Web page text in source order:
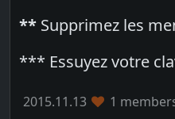
** Supprimez les
*** Essuyez votre
2015.11.13 1